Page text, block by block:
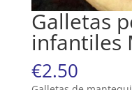
Galletas
infantiles
€2.50